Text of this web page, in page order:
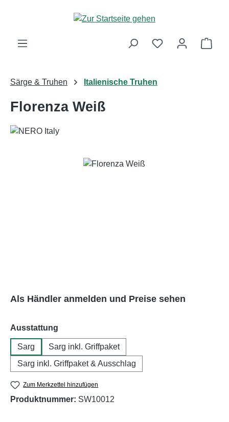
Zum Hauptinhalt springen
Särge & Truhen Italienische Truhen
Florenza Weiß
Bildergalerie überspringen
Als Händler anmelden und Preise sehen
Ausstattung
Sarg
Sarg inkl. Griffpaket
Sarg inkl. Griffpaket & Ausschlag
Zum Merkzettel hinzufügen
Produktnummer: SW10012